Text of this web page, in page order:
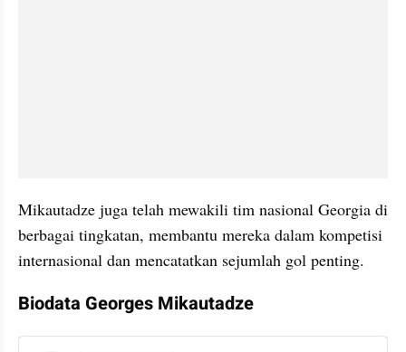
Mikautadze juga telah mewakili tim nasional Georgia di
berbagai tingkatan, membantu mereka dalam kompetisi
internasional dan mencatatkan sejumlah gol penting.
Biodata Georges Mikautadze